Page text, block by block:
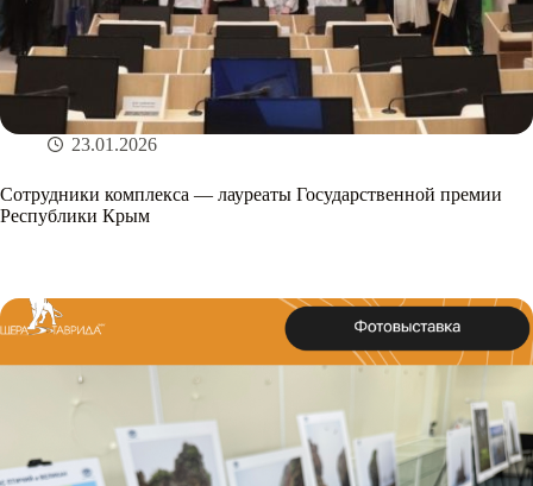
23.01.2026
Сотрудники комплекса — лауреаты Государственной премии
Республики Крым